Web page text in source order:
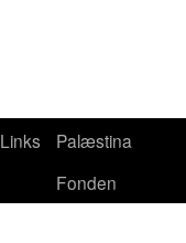
Links
Palæstina
Fonden